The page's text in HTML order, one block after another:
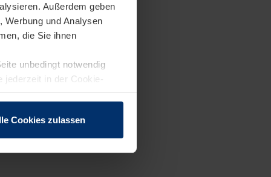
Außerdem geben
und Analysen
die Sie ihnen
unbedingt notwendig
in der Cookie-
Cookies zulassen